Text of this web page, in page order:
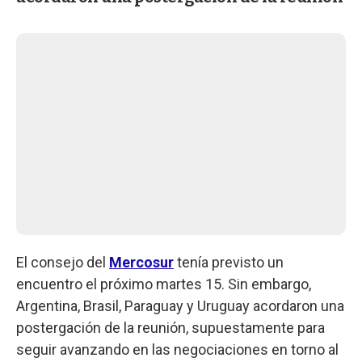
El consejo del Mercosurtenía previsto un
encuentro el próximo martes 15. Sin embargo,
Argentina, Brasil, Paraguay y Uruguay acordaron una
postergación de la reunión, supuestamente para
seguir avanzando en las negociaciones en torno al